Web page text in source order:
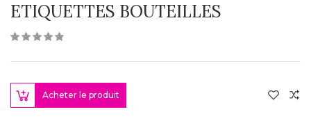
ETIQUETTES BOUTEILLES
Acheter le produit